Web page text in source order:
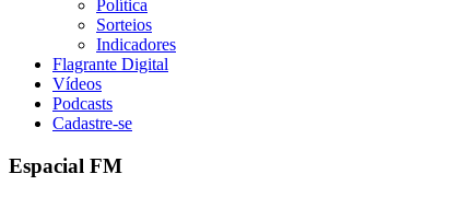
Política
Sorteios
Indicadores
Flagrante Digital
Vídeos
Podcasts
Cadastre-se
Espacial FM